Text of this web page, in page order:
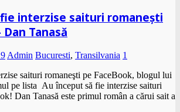
interzise saituri romaneşti
Tanasă
Admin Bucuresti, Transilvania 1
saituri romaneşti pe FaceBook, blogul lui
pe lista Au început să fie interzise saituri
Dan Tanasă este primul român a cărui sait a